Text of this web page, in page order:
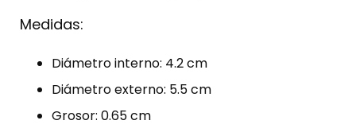
Medidas:
Diámetro interno: 4.2 cm
Diámetro externo: 5.5 cm
Grosor: 0.65 cm